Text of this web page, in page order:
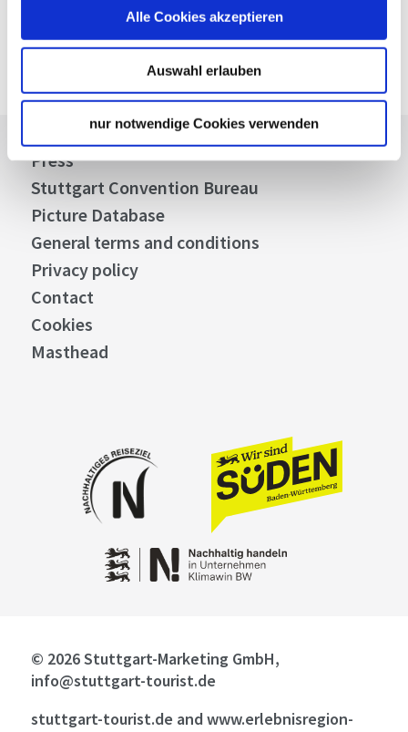
Alle Cookies akzeptieren
Auswahl erlauben
nur notwendige Cookies verwenden
DB timetable information
Google Maps
Google Maps Route
Press
Stuttgart Convention Bureau
Picture Database
General terms and conditions
Privacy policy
Contact
Cookies
Masthead
© 2026 Stuttgart-Marketing GmbH,
info@stuttgart-tourist.de
stuttgart-tourist.de and www.erlebnisregion-